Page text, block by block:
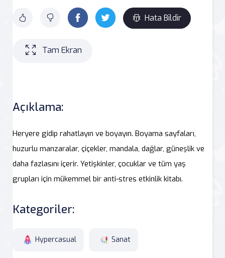
Hata Bildir
Tam Ekran
Açıklama:
Heryere gidip rahatlayın ve boyayın. Boyama sayfaları,
huzurlu manzaralar, çiçekler, mandala, dağlar, güneşlik ve
daha fazlasını içerir. Yetişkinler, çocuklar ve tüm yaş
grupları için mükemmel bir anti-stres etkinlik kitabı.
Kategoriler:
Hypercasual Sanat